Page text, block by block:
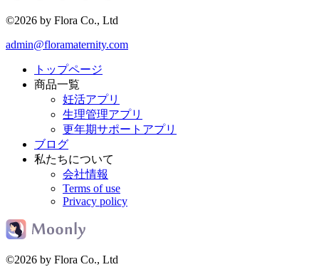
©2026 by Flora Co., Ltd
admin@floramaternity.com
トップページ
商品一覧
妊活アプリ
生理管理アプリ
更年期サポートアプリ
ブログ
私たちについて
会社情報
Terms of use
Privacy policy
©2026 by Flora Co., Ltd